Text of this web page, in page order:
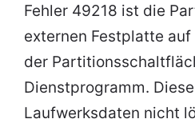
Fehler 49218 ist die
externen Festplatte
der
Dienstprogramm.
Laufwerksdaten nicht